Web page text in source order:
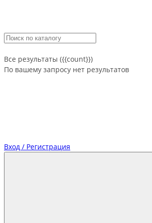
Все результаты ({{count}})
По вашему запросу нет результатов
Вход / Регистрация